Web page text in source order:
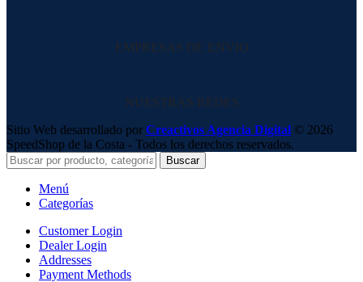
EMPRESAS DE ENVIO
NUESTRAS REDES
Sitio Web desarrollado por Creactivos Agencia Digital © 2026
SpeedShop de la Costa - Todos los derechos reservados.
Buscar
Menú
Categorías
Customer Login
Dealer Login
Addresses
Payment Methods